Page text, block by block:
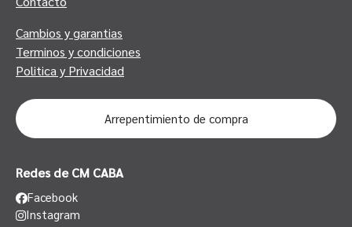
Cambios y garantias
Terminos y condiciones
Politica y Privacidad
Arrepentimiento de compra
Redes de CM CABA
Facebook
Instagram